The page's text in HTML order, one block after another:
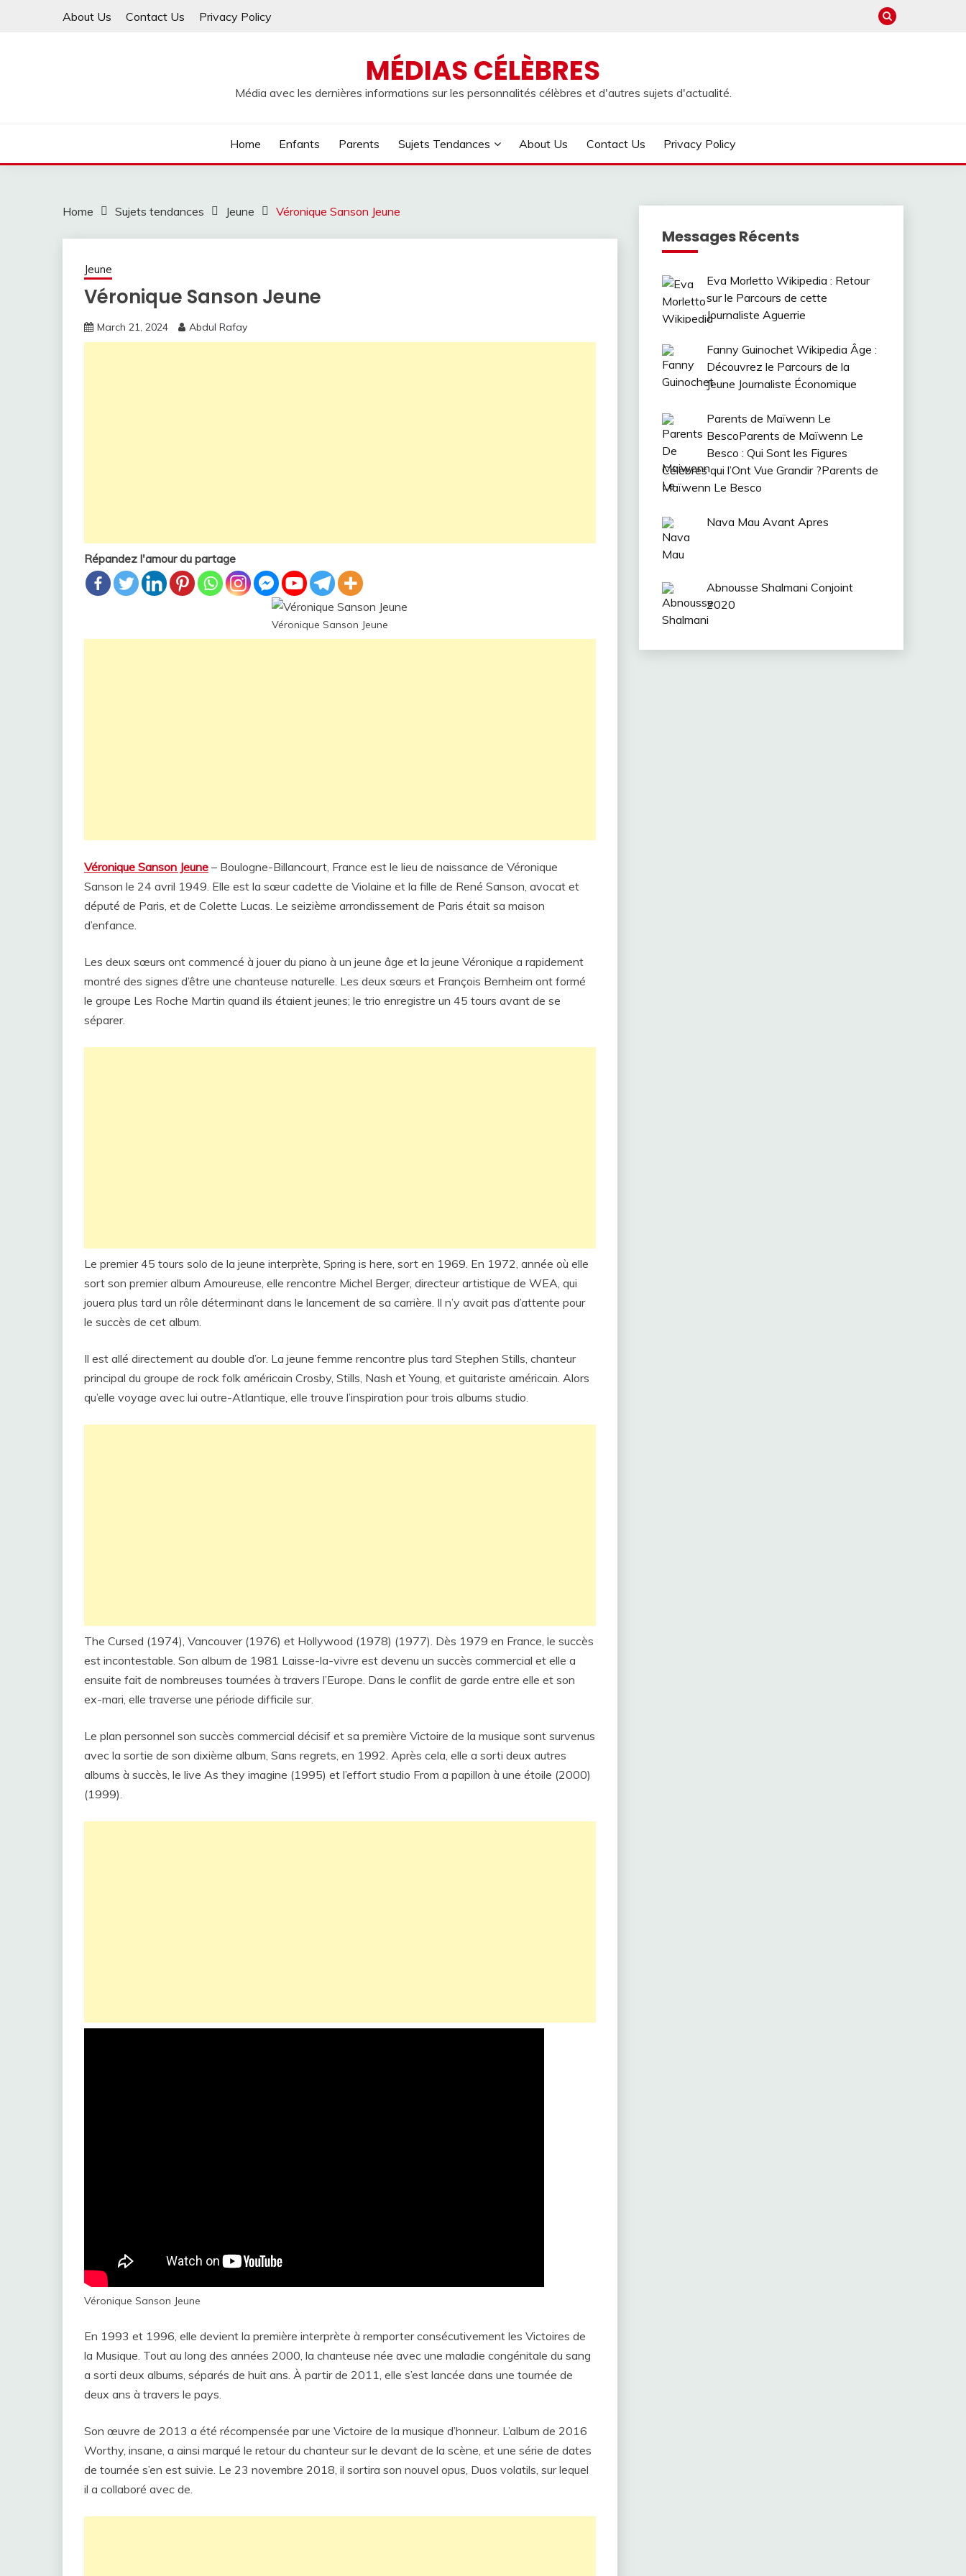
About Us Contact Us Privacy Policy
MÉDIAS CÉLÈBRES
Média avec les dernières informations sur les personnalités célèbres et d'autres sujets d'actualité.
Home Enfants Parents Sujets Tendances About Us Contact Us Privacy Policy
Home Sujets tendances Jeune Véronique Sanson Jeune
Jeune
Véronique Sanson Jeune
March 21, 2024 Abdul Rafay
Répandez l'amour du partage
Véronique Sanson Jeune
Véronique Sanson Jeune – Boulogne-Billancourt, France est le lieu de naissance de Véronique
Sanson le 24 avril 1949. Elle est la sœur cadette de Violaine et la fille de René Sanson, avocat et
député de Paris, et de Colette Lucas. Le seizième arrondissement de Paris était sa maison
d’enfance.
Les deux sœurs ont commencé à jouer du piano à un jeune âge et la jeune Véronique a rapidement
montré des signes d’être une chanteuse naturelle. Les deux sœurs et François Bernheim ont formé
le groupe Les Roche Martin quand ils étaient jeunes; le trio enregistre un 45 tours avant de se
séparer.
Le premier 45 tours solo de la jeune interprète, Spring is here, sort en 1969. En 1972, année où elle
sort son premier album Amoureuse, elle rencontre Michel Berger, directeur artistique de WEA, qui
jouera plus tard un rôle déterminant dans le lancement de sa carrière. Il n’y avait pas d’attente pour
le succès de cet album.
Il est allé directement au double d’or. La jeune femme rencontre plus tard Stephen Stills, chanteur
principal du groupe de rock folk américain Crosby, Stills, Nash et Young, et guitariste américain. Alors
qu’elle voyage avec lui outre-Atlantique, elle trouve l’inspiration pour trois albums studio.
The Cursed (1974), Vancouver (1976) et Hollywood (1978) (1977). Dès 1979 en France, le succès
est incontestable. Son album de 1981 Laisse-la-vivre est devenu un succès commercial et elle a
ensuite fait de nombreuses tournées à travers l’Europe. Dans le conflit de garde entre elle et son
ex-mari, elle traverse une période difficile sur.
Le plan personnel son succès commercial décisif et sa première Victoire de la musique sont survenus
avec la sortie de son dixième album, Sans regrets, en 1992. Après cela, elle a sorti deux autres
albums à succès, le live As they imagine (1995) et l’effort studio From a papillon à une étoile (2000)
(1999).
Véronique Sanson Jeune
En 1993 et ​​1996, elle devient la première interprète à remporter consécutivement les Victoires de
la Musique. Tout au long des années 2000, la chanteuse née avec une maladie congénitale du sang
a sorti deux albums, séparés de huit ans. À partir de 2011, elle s’est lancée dans une tournée de
deux ans à travers le pays.
Son œuvre de 2013 a été récompensée par une Victoire de la musique d’honneur. L’album de 2016
Worthy, insane, a ainsi marqué le retour du chanteur sur le devant de la scène, et une série de dates
de tournée s’en est suivie. Le 23 novembre 2018, il sortira son nouvel opus, Duos volatils, sur lequel
il a collaboré avec de.
Messages Récents
Eva Morletto Wikipedia : Retour
sur le Parcours de cette
Journaliste Aguerrie
Fanny Guinochet Wikipedia Âge :
Découvrez le Parcours de la
Jeune Journaliste Économique
Parents de Maïwenn Le
BescoParents de Maïwenn Le
Besco : Qui Sont les Figures
Célèbres qui l’Ont Vue Grandir ?Parents de
Maïwenn Le Besco
Nava Mau Avant Apres
Abnousse Shalmani Conjoint
2020